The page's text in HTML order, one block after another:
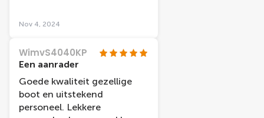
herinneringen opgehaald
we er weer! Ik weet helaas
niet meer hoe onze
bedienende heet maar ze
was superlief en we kregen
van haar een klein kadootje
als herinnering.
Nov 4, 2024
WimvS4040KP
Een aanrader
Goede kwaliteit gezellige
boot en uitstekend
personeel. Lekkere